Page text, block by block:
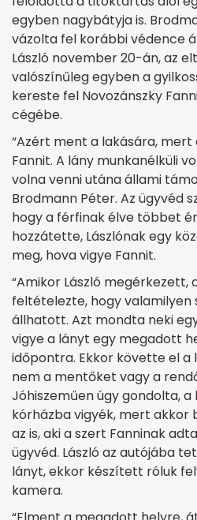
egyben nagybátyja is.
vázolta fel korábbi védence
László november 20-án, az
valószínűleg egyben a
kereste fel Novozánszky
cégébe.
“Azért ment a lakására,
Fannit. A lány munkanélküli
volna venni utána állami
Brodmann Péter. Az ügyvéd
hogy a férfinak élve többet
hozzátette, Lászlónak egy
meg, hova vigye Fannit.
“Amikor László megérkezett,
feltételezte, hogy valamilyen
állhatott. Azt mondta neki
vigye a lányt egy megadott
időpontra. Ekkor követte el
nem a mentőket vagy a
Jóhiszeműen­ úgy gondolta,
kórházba vigyék, mert akkor
az is, aki a szert Fanninak
ügyvéd. László az autójába
lányt, ekkor készített róluk
kamera.